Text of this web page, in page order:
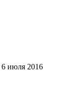
6 июля 2016